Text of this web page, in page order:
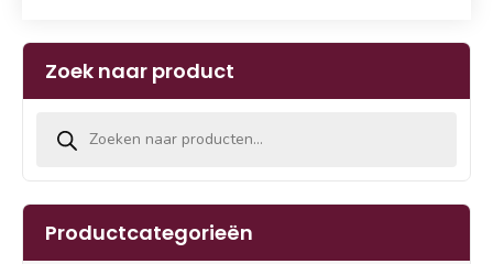
Zoek naar product
Productcategorieën